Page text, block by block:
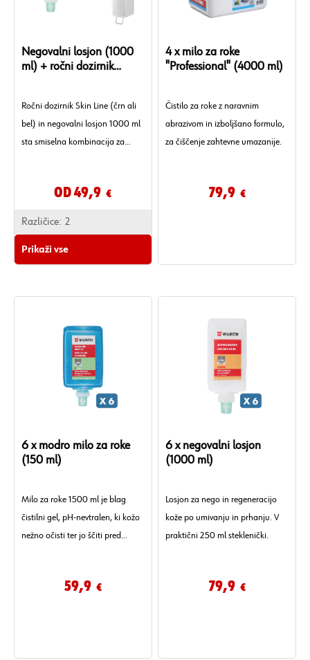
Negovalni losjon (1000
ml) + ročni dozirnik
Od 49,9 €
Ročni dozirnik Skin Line (črn ali
bel) in negovalni losjon 1000 ml
sta smiselna kombinacija za
Različice: 2
Prikaži vse
4 x milo za roke
"Professional" (4000 ml)
79,9 €
Čistilo za roke z naravnim
abrazivom in izboljšano formulo,
za čiščenje zahtevne umazanije.
6 x modro milo za roke
(150 ml)
59,9 €
Milo za roke 1500 ml je blag
čistilni gel, pH-nevtralen, ki kožo
nežno očisti ter jo ščiti pred
6 x negovalni losjon
(1000 ml)
79,9 €
Losjon za nego in regeneracijo
kože po umivanju in prhanju. V
praktični 250 ml steklenički.